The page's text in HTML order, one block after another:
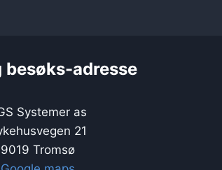
besøks-adresse
Systemer as
21
9019 Tromsø